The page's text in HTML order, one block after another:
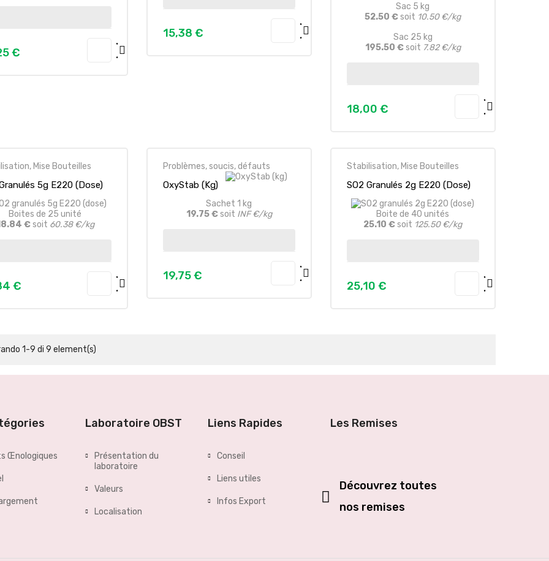
€
Prezzo
15,38 €
Sac 5 kg
52.50 €soit 10.50 €/kg
Sac 25 kg
195.50 €soit 7.82 €/kg
Prezzo
18,00 €
Mise Bouteilles
5g E220 (dose)
Boites de 25 unité
€soit 60.38 €/kg
€
Problèmes, soucis, défauts
OxyStab (kg)
Sachet 1 kg
19.75 €soit INF €/kg
Prezzo
19,75 €
Stabilisation, Mise Bouteilles
SO2 Granulés 2g E220 (dose)
Boite de 40 unités
25.10 €soit 125.50 €/kg
Prezzo
25,10 €
1-9 di 9 element(s)
Œnologiques
Laboratoire OBST
Présentation du
laboratoire
Valeurs
Localisation
Liens Rapides
Conseil
Liens utiles
Infos Export
Les Remises
Découvrez toutes
nos remises